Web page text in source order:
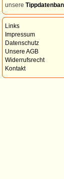
unsere
Links
Impressum
Datenschutz
Unsere AGB
Widerrufsrecht
Kontakt